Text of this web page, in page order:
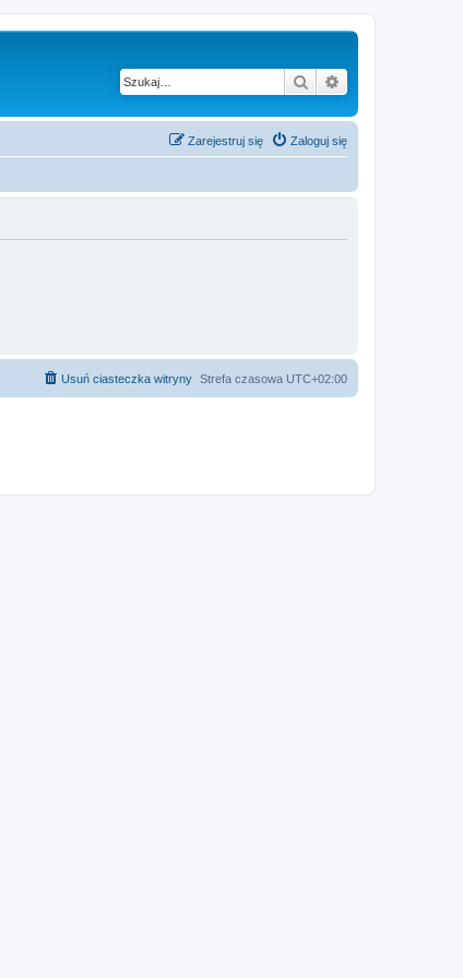
Szukaj
Zaloguj się
Zarejestruj się
Strefa czasowa UTC+02:00
Usuń ciasteczka witryny